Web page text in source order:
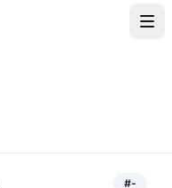
#-